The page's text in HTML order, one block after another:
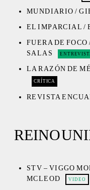
MUNDIARIO /
EL IMPARCIAL /
FUERA DE FOCO
SALAS
LA RAZÓN DE
CRÍTICA
REVISTA
REINO
STV – VIGGO
MCLEOD
VIDEO